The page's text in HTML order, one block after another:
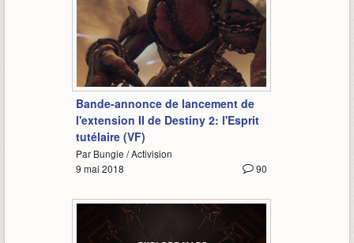
2:18
Bande-annonce de lancement de
l'extension II de Destiny 2: l'Esprit
tutélaire (VF)
Par Bungie / Activision
90
9 mai 2018